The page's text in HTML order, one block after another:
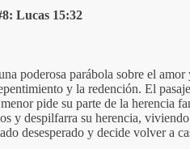
Lucas 15:32
poderosa parábola sobre el
y la redención. El
pide su parte de la herencia
y despilfarra su herencia,
desesperado y decide volver a